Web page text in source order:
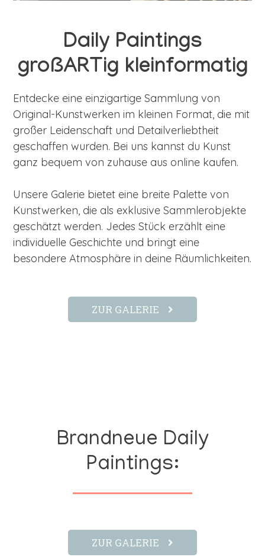
Daily Paintings
großARTig kleinformatig
Entdecke eine einzigartige Sammlung von
Original-Kunstwerken im kleinen Format, die mit
großer Leidenschaft und Detailverliebtheit
geschaffen wurden. Bei uns kannst du Kunst
ganz bequem von zuhause aus online kaufen.
Unsere Galerie bietet eine breite Palette von
Kunstwerken, die als exklusive Sammlerobjekte
geschätzt werden. Jedes Stück erzählt eine
individuelle Geschichte und bringt eine
besondere Atmosphäre in deine Räumlichkeiten.
ZUR GALERIE
Brandneue Daily
Paintings:
ZUR GALERIE